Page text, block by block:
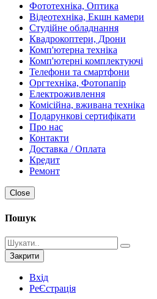
Фототехніка, Оптика
Відеотехніка, Екшн камери
Студійне обладнання
Квадрокоптери, Дрони
Комп'ютерна техніка
Комп'ютерні комплектуючі
Телефони та смартфони
Оргтехніка, Фотопапір
Електроживлення
Комісійна, вживана техніка
Подарункові сертифікати
Про нас
Контакти
Доставка / Оплата
Кредит
Ремонт
Close
Пошук
Закрити
Вхід
РеЄстрація